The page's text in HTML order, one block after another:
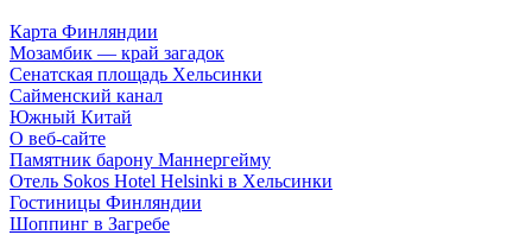
Карта Финляндии
Мозамбик — край загадок
Сенатская площадь Хельсинки
Сайменский канал
Южный Китай
О веб-сайте
Памятник барону Маннергейму
Отель Sokos Hotel Helsinki в Хельсинки
Гостиницы Финляндии
Шоппинг в Загребе